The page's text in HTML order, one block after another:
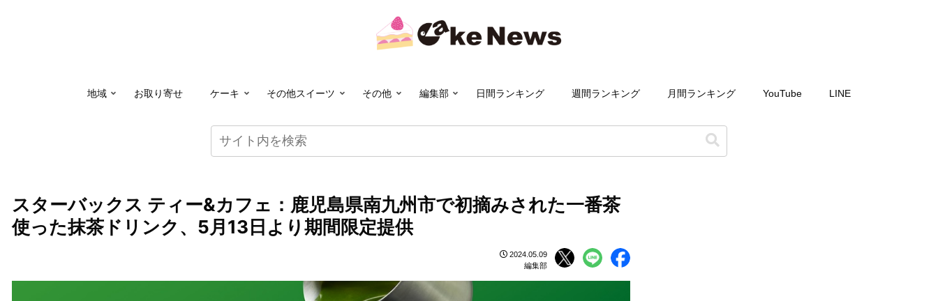
地域 お取り寄せ ケーキ その他スイーツ その他 編集部 日間ランキング 週間ランキング 月間ランキング YouTube LINE
スターバックス ティー&カフェ：鹿児島県南九州市で初摘みされた一番茶
使った抹茶ドリンク、5月13日より期間限定提供
2024.05.09
編集部